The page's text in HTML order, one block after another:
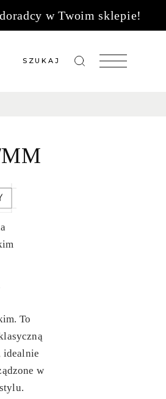
w Twoim sklepie!
SZUKAJ
To
idealnie
w